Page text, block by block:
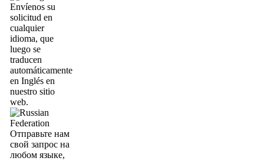
Envíenos su
solicitud en
cualquier
idioma, que
luego se
traducen
automáticamente
en Inglés en
nuestro sitio
web.
Отправьте нам
свой запрос на
любом языке,